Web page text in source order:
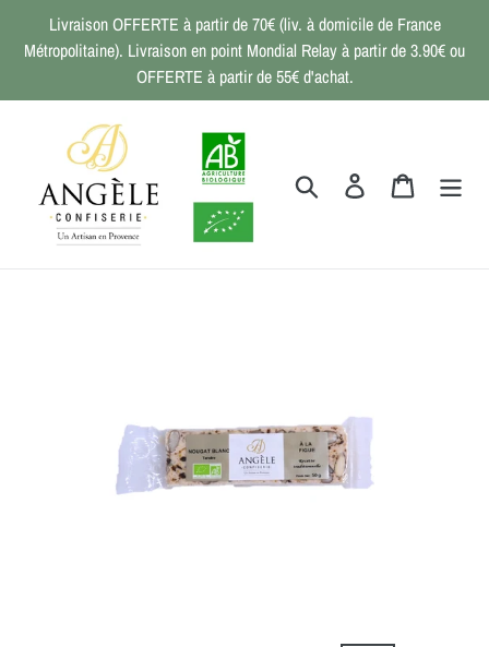
contenu
Livraison OFFERTE à partir de 70€ (liv. à domicile de France
Métropolitaine). Livraison en point Mondial Relay à partir de 3.90€ ou
OFFERTE à partir de 55€ d'achat.
RechercherSe connecter
Panier